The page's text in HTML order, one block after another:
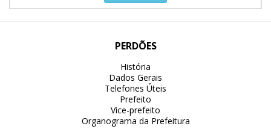
PERDÕES
História
Dados Gerais
Telefones Úteis
Prefeito
Vice-prefeito
Organograma da Prefeitura